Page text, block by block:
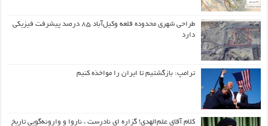
طراحی شهری محدوده قلعه وکیل‌آباد ۸۵ درصد پیشرفت فیزیکی
دارد
ترامپ: بازگشتیم تا ایران را مواخذه کنیم
کلام آقای علم‌الهدی! گزاره ای نادرست ، ناروا و وارونه‌گویی تاریخ